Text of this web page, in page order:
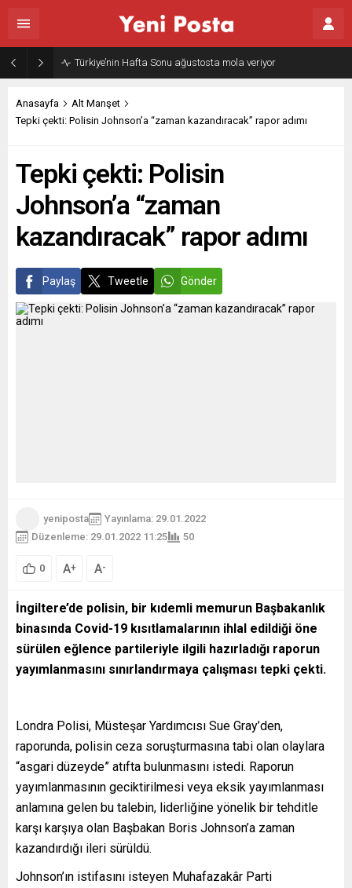
Türkiye’nin Hafta Sonu ağustosta mola veriyor
Anasayfa
Alt Manşet
Tepki çekti: Polisin Johnson’a “zaman kazandıracak” rapor adımı
Tepki çekti: Polisin
Johnson’a “zaman
kazandıracak” rapor adımı
Paylaş Tweetle Gönder
yeniposta
Yayınlama: 29.01.2022
Düzenleme: 29.01.2022 11:25
50
0 A+ A-
İngiltere’de polisin, bir kıdemli memurun Başbakanlık
binasında Covid-19 kısıtlamalarının ihlal edildiği öne
sürülen eğlence partileriyle ilgili hazırladığı raporun
yayımlanmasını sınırlandırmaya çalışması tepki çekti.
Londra Polisi, Müsteşar Yardımcısı Sue Gray’den,
raporunda, polisin ceza soruşturmasına tabi olan olaylara
“asgari düzeyde” atıfta bulunmasını istedi. Raporun
yayımlanmasının geciktirilmesi veya eksik yayımlanması
anlamına gelen bu talebin, liderliğine yönelik bir tehditle
karşı karşıya olan Başbakan Boris Johnson’a zaman
kazandırdığı ileri sürüldü.
Johnson’ın istifasını isteyen Muhafazakâr Parti